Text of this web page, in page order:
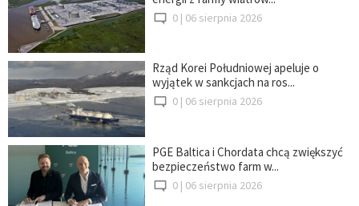
0 | 06 sierpnia 2026
Rząd Korei Południowej apeluje o
wyjątek w sankcjach na ros...
0 | 06 sierpnia 2026
PGE Baltica i Chordata chcą zwiększyć
bezpieczeństwo farm w...
0 | 06 sierpnia 2026